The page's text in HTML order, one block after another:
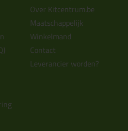
Over Kitcentrum.be
Maatschappelijk
Winkelmand
Contact
Leverancier worden?